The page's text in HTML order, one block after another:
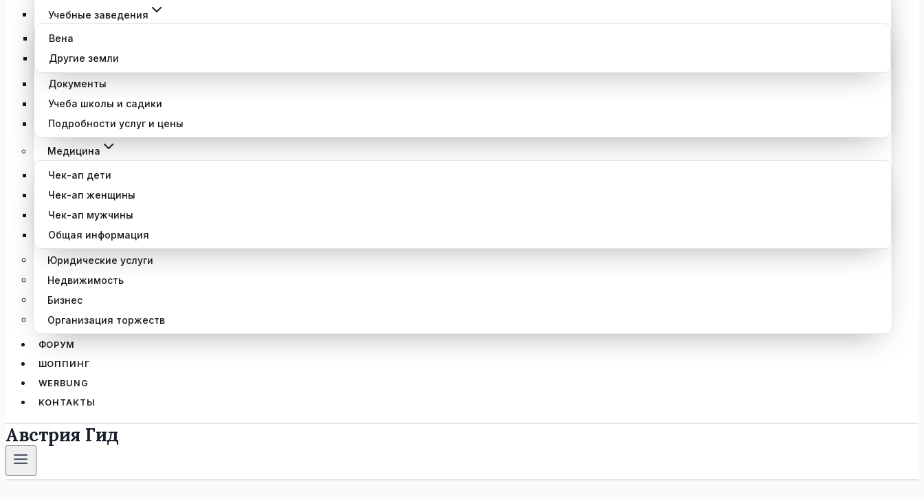
Учебные заведения
Вена
Другие земли
Документы
Учеба школы и садики
Подробности услуг и цены
Медицина
Чек-ап дети
Чек-ап женщины
Чек-ап мужчины
Общая информация
Юридические услуги
Недвижимость
Бизнес
Организация торжеств
ФОРУМ
ШОППИНГ
WERBUNG
КОНТАКТЫ
Австрия Гид